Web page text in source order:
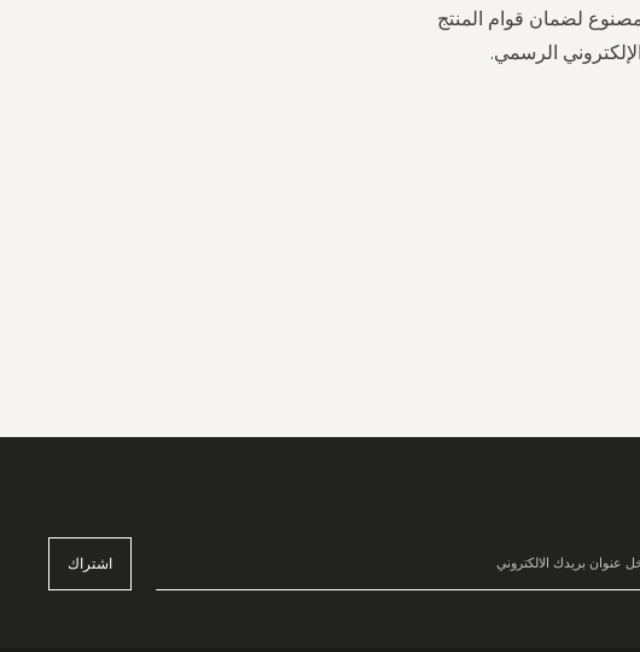
اللون • 90٪ من أصل طبيعي ، 10٪ معمل مصنوع لضمان قوام المنتج
الرسمي.
اشتراك